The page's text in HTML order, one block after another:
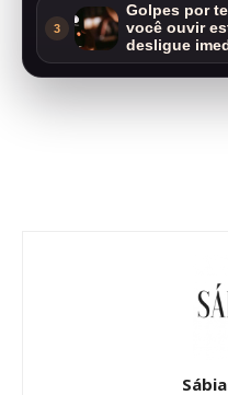
3
Golpes por
você ouvir
desligue